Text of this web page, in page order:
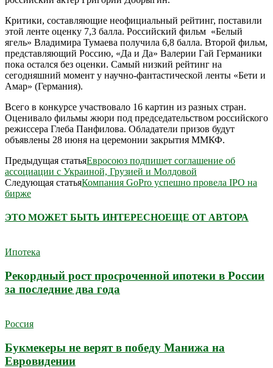
Критики, составляющие неофициальный рейтинг, поставили
этой ленте оценку 7,3 балла. Российский фильм «Белый
ягель» Владимира Тумаева получила 6,8 балла. Второй фильм,
представляющий Россию, «Да и Да» Валерии Гай Германики
пока остался без оценки. Самый низкий рейтинг на
сегодняшний момент у научно-фантастической ленты «Бети и
Амар» (Германия).
Всего в конкурсе участвовало 16 картин из разных стран.
Оценивало фильмы жюри под председательством российского
режиссера Глеба Панфилова. Обладатели призов будут
объявлены 28 июня на церемонии закрытия ММКФ.
Предыдущая статьяЕвросоюз подпишет соглашение об
ассоциации с Украиной, Грузией и Молдовой
Следующая статьяКомпания GoPro успешно провела IPO на
бирже
ЭТО МОЖЕТ БЫТЬ ИНТЕРЕСНОЕЩЕ ОТ АВТОРА
Ипотека
Рекордный рост просроченной ипотеки в России
за последние два года
Россия
Букмекеры не верят в победу Манижа на
Евровидении